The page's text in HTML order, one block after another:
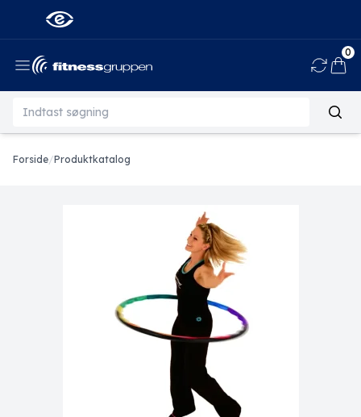
0
Forside/Produktkatalog